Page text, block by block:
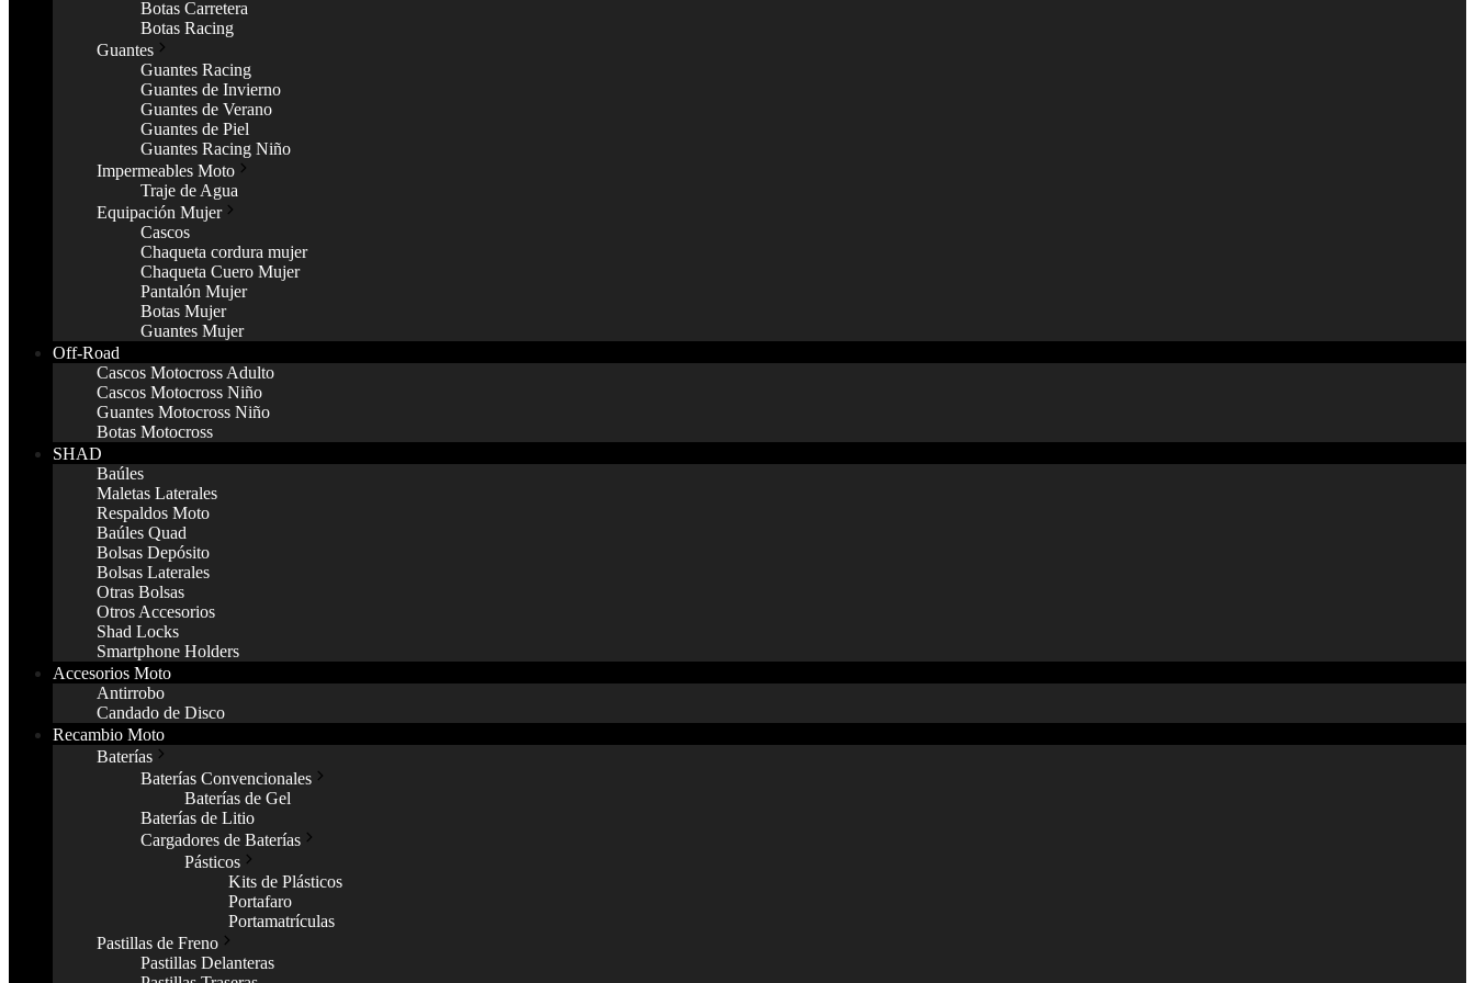
Botas Carretera
Botas Racing
Guantes
Guantes Racing
Guantes de Invierno
Guantes de Verano
Guantes de Piel
Guantes Racing Niño
Impermeables Moto
Traje de Agua
Equipación Mujer
Cascos
Chaqueta cordura mujer
Chaqueta Cuero Mujer
Pantalón Mujer
Botas Mujer
Guantes Mujer
Off-Road
Cascos Motocross Adulto
Cascos Motocross Niño
Guantes Motocross Niño
Botas Motocross
SHAD
Baúles
Maletas Laterales
Respaldos Moto
Baúles Quad
Bolsas Depósito
Bolsas Laterales
Otras Bolsas
Otros Accesorios
Shad Locks
Smartphone Holders
Accesorios Moto
Antirrobo
Candado de Disco
Recambio Moto
Baterías
Baterías Convencionales
Baterías de Gel
Baterías de Litio
Cargadores de Baterías
Pásticos
Kits de Plásticos
Portafaro
Portamatrículas
Pastillas de Freno
Pastillas Delanteras